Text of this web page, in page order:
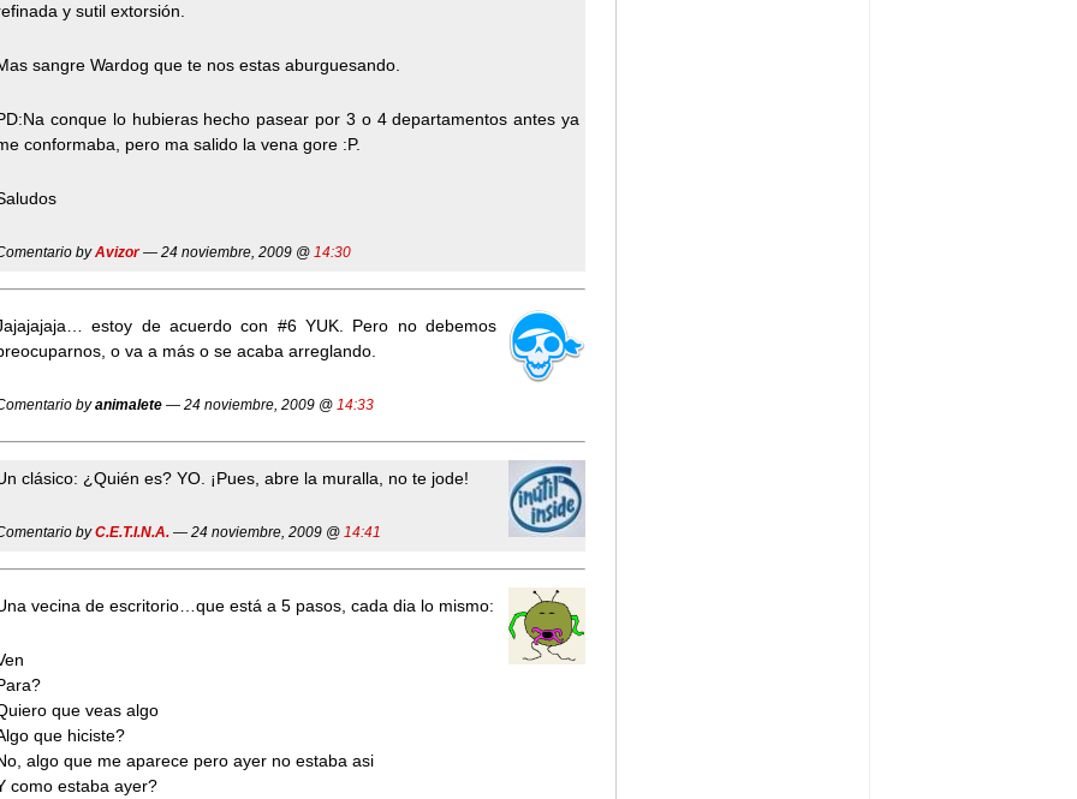
y sutil extorsión.
sangre Wardog que te nos estas aburguesando.
conque lo hubieras hecho pasear por 3 o 4 departamentos antes ya
conformaba, pero ma salido la vena gore :P.
byAvizor— 24 noviembre, 2009 @ 14:30
estoy de acuerdo con #6 YUK. Pero no debemos
o va a más o se acaba arreglando.
byanimalete — 24 noviembre, 2009 @ 14:33
clásico: ¿Quién es? YO. ¡Pues, abre la muralla, no te jode!
byC.E.T.I.N.A. — 24 noviembre, 2009 @ 14:41
vecina de escritorio…que está a 5 pasos, cada dia lo mismo:
que veas algo
que hiciste?
algo que me aparece pero ayer no estaba asi
como estaba ayer?